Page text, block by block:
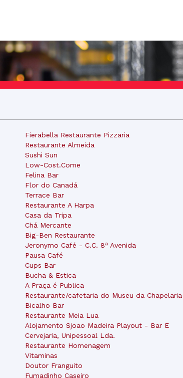
Fierabella Restaurante Pizzaria
Restaurante Almeida
Sushi Sun
Low-Cost.Come
Felina Bar
Flor do Canadá
Terrace Bar
Restaurante A Harpa
Casa da Tripa
Chá Mercante
Big-Ben Restaurante
Jeronymo Café - C.C. 8ª Avenida
Pausa Café
Cups Bar
Bucha & Estica
A Praça é Publica
Restaurante/cafetaria do Museu da Chapelaria
Bicalho Bar
Restaurante Meia Lua
Alojamento Sjoao Madeira Playout - Bar E
Cervejaria, Unipessoal Lda.
Restaurante Homenagem
Vitaminas
Doutor Franguito
Fumadinho Caseiro